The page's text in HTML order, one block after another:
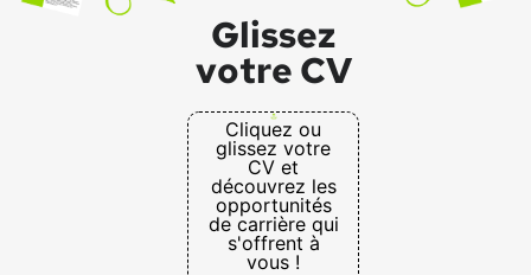
Glissez
votre CV
Cliquez ou
glissez votre
CV et
découvrez les
opportunités
de carrière qui
s'offrent à
vous !